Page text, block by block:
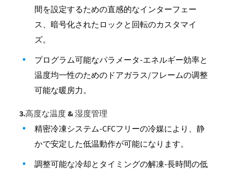
間を設定するための直感的なインターフェー
ス、暗号化されたロックと回転のカスタマイ
ズ。
プログラム可能なパラメータ-エネルギー効率と
温度均一性のためのドアガラス/フレームの调整
可能な暖房力。
3.高度な温度 & 湿度管理
精密冷凍システム-CFCフリーの冷媒により、静
かで安定した低温動作が可能になります。
調整可能な冷却とタイミングの解凍-長時間の低